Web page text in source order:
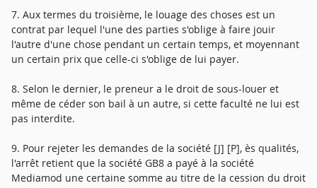
7. Aux termes du troisième, le louage des choses est un
contrat par lequel l'une des parties s'oblige à faire jouir
l'autre d'une chose pendant un certain temps, et moyennant
un certain prix que celle-ci s'oblige de lui payer.
8. Selon le dernier, le preneur a le droit de sous-louer et
même de céder son bail à un autre, si cette faculté ne lui est
pas interdite.
9. Pour rejeter les demandes de la société [J] [P], ès qualités,
l'arrêt retient que la société GB8 a payé à la société
Mediamod une certaine somme au titre de la cession du droit